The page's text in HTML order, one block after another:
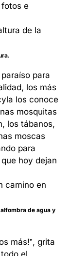
e
para
los más
los conoce
mosquitas
los tábanos,
moscas
para
hoy dejan
de agua y
más!”, grita
el